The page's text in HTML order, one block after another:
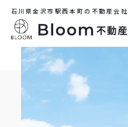
石川県金沢市駅西本町の不動産会社